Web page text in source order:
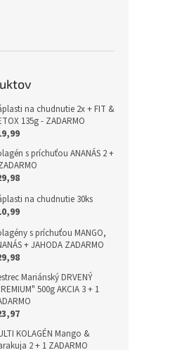
na chudnutie 2x + FIT &
135g - ZADARMO
s príchuťou ANANÁS 2 +
na chudnutie 30ks
s príchuťou MANGO,
+ JAHODA ZADARMO
Mariánský DRVENÝ
500g AKCIA 3 + 1
KOLAGÉN Mango &
2 + 1 ZADARMO